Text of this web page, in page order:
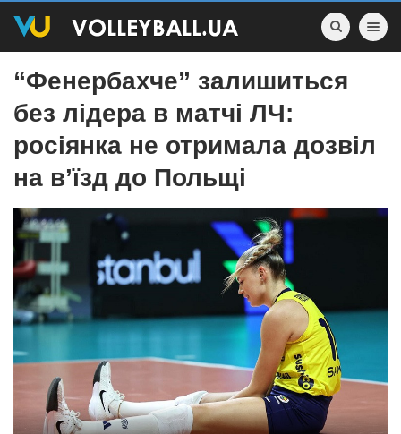
Toggle
“Фенербахче” залишиться
без лідера в матчі ЛЧ:
росіянка не отримала дозвіл
на в’їзд до Польщі